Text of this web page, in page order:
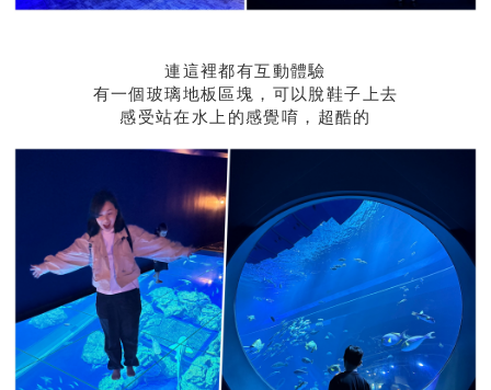
連這裡都有互動體驗
有一個玻璃地板區塊，可以脫鞋子上去
感受站在水上的感覺唷，超酷的